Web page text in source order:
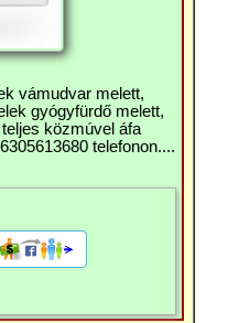
vámudvar melett,
gyógyfürdő melett,
közmúvel áfa
telefonon....